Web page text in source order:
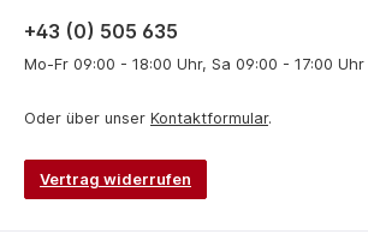
+43 (0) 505 635
Mo-Fr 09:00 - 18:00 Uhr, Sa 09:00 - 17:00 Uhr
Oder über unser Kontaktformular.
Vertrag widerrufen